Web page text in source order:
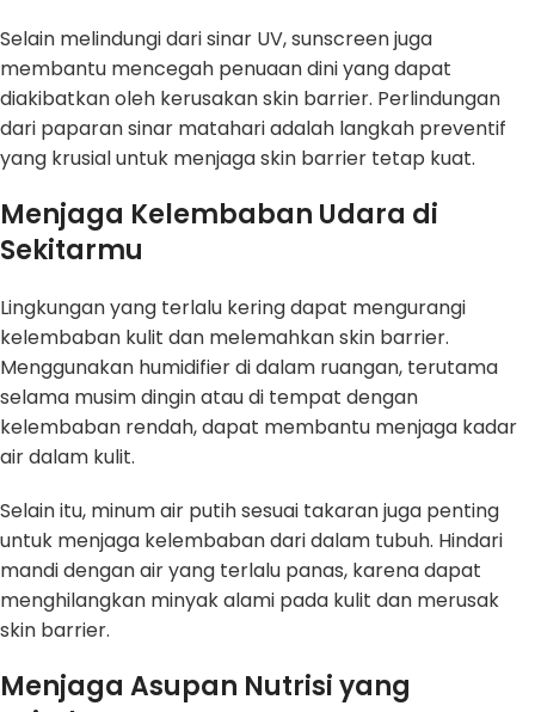
Selain melindungi dari sinar UV, sunscreen juga
membantu mencegah penuaan dini yang dapat
diakibatkan oleh kerusakan skin barrier. Perlindungan
dari paparan sinar matahari adalah langkah preventif
yang krusial untuk menjaga skin barrier tetap kuat.
Menjaga Kelembaban Udara di
Sekitarmu
Lingkungan yang terlalu kering dapat mengurangi
kelembaban kulit dan melemahkan skin barrier.
Menggunakan humidifier di dalam ruangan, terutama
selama musim dingin atau di tempat dengan
kelembaban rendah, dapat membantu menjaga kadar
air dalam kulit.
Selain itu, minum air putih sesuai takaran juga penting
untuk menjaga kelembaban dari dalam tubuh. Hindari
mandi dengan air yang terlalu panas, karena dapat
menghilangkan minyak alami pada kulit dan merusak
skin barrier.
Menjaga Asupan Nutrisi yang